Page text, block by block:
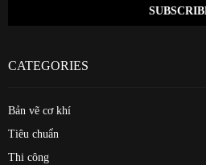
CATEGORIES
Bản vẽ cơ khí
Tiêu chuẩn
Thi công